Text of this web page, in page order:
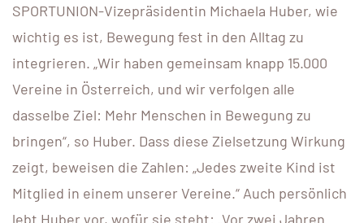
SPORTUNION-Vizepräsidentin Michaela Huber, wie
wichtig es ist, Bewegung fest in den Alltag zu
integrieren. „Wir haben gemeinsam knapp 15.000
Vereine in Österreich, und wir verfolgen alle
dasselbe Ziel: Mehr Menschen in Bewegung zu
bringen“, so Huber. Dass diese Zielsetzung Wirkung
zeigt, beweisen die Zahlen: „Jedes zweite Kind ist
Mitglied in einem unserer Vereine.“ Auch persönlich
lebt Huber vor, wofür sie steht: „Vor zwei Jahren